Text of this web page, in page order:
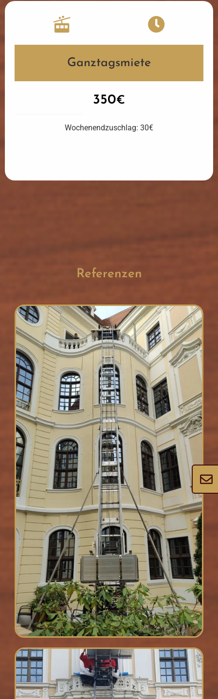
Ganztagsmiete
350€
Wochenendzuschlag: 30€
Referenzen